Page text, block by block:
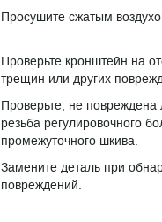
Просушите сжатым
Проверьте кронштейн на
трещин или других
Проверьте, не повреждена
резьба регулировочного
промежуточного шкива.
Замените деталь при
повреждений.